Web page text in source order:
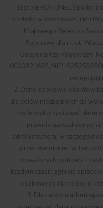
jest AEROTUNEL Spółka z
siedzibą w Warszawie, 00-
Krajowego Rejestru
Rejonowy dla m. st.
Gospodarczy Krajowego
0000821632, NIP:
2. Dane osobowe Klientów
dla celów niezbędnych do
może wykorzystywać dane
prawnie uzasadnionych
administratora, w
przez Aerotunel, w tym
powyższych potrzeb, z
każdym czasie zgłosić
osobowych dla celów, o
3. Dla celów
przetwarzać dane osobowe